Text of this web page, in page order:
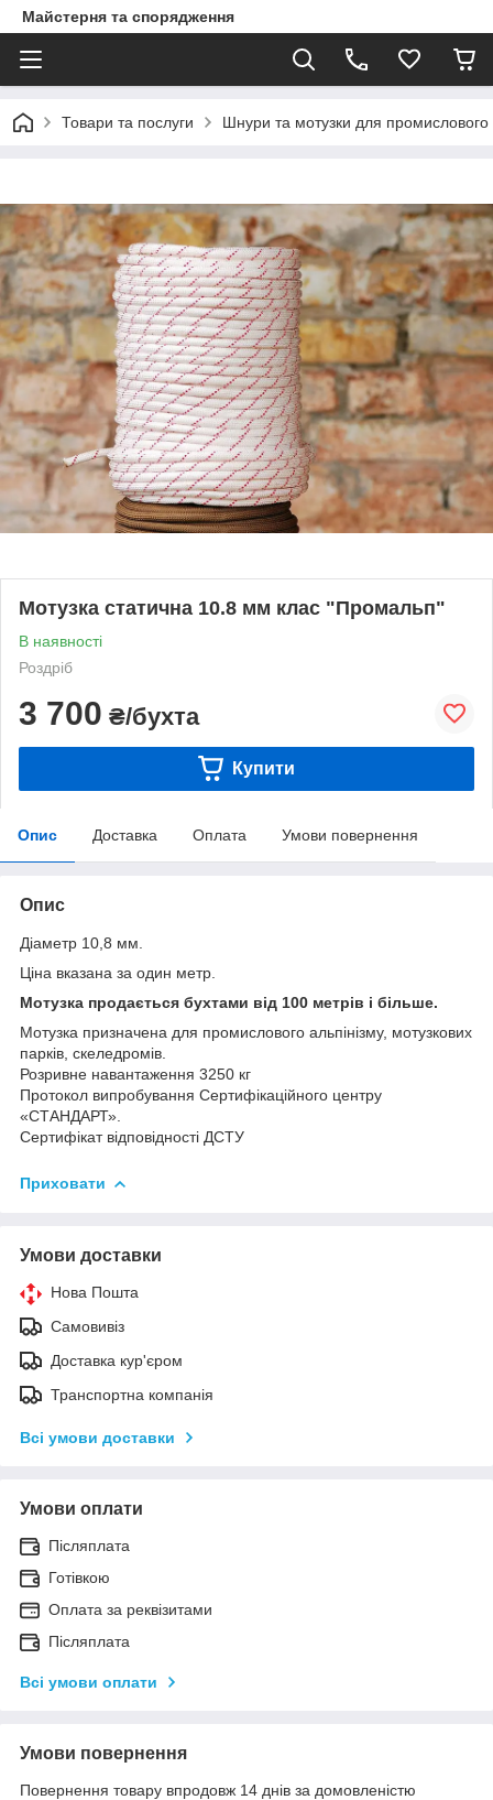
Майстерня та спорядження
Товари та послуги Шнури та мотузки для промислового
Мотузка статична 10.8 мм клас "Промальп"
В наявності
Роздріб
3 700 ₴/бухта
Купити
Опис Доставка Оплата Умови повернення
Опис
Діаметр 10,8 мм.
Ціна вказана за один метр.
Мотузка продається бухтами від 100 метрів і більше.
Мотузка призначена для промислового альпінізму, мотузкових
парків, скеледромів.
Розривне навантаження 3250 кг
Протокол випробування Сертифікаційного центру
«СТАНДАРТ».
Сертифікат відповідності ДСТУ
Приховати
Умови доставки
Нова Пошта
Самовивіз
Доставка кур'єром
Транспортна компанія
Всі умови доставки
Умови оплати
Післяплата
Готівкою
Оплата за реквізитами
Післяплата
Всі умови оплати
Умови повернення
Повернення товару впродовж 14 днів за домовленістю